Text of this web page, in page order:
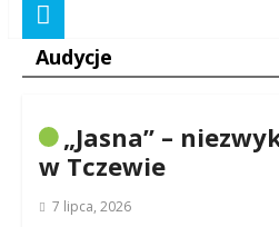
Audycje
„Jasna” –
w Tczewie
7 lipca, 2026